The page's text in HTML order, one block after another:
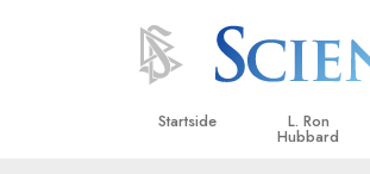
Startside L. Ron
Hubbard